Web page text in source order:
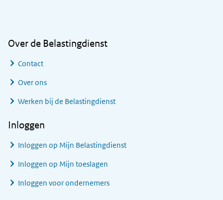
Over de Belastingdienst
Contact
Over ons
Werken bij de Belastingdienst
Inloggen
Inloggen op Mijn Belastingdienst
Inloggen op Mijn toeslagen
Inloggen voor ondernemers